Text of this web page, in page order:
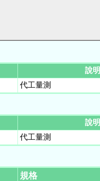
說明
代工量測
說明
代工量測
規格